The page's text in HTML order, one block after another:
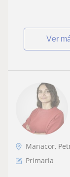
ver
Manacor,
Primaria